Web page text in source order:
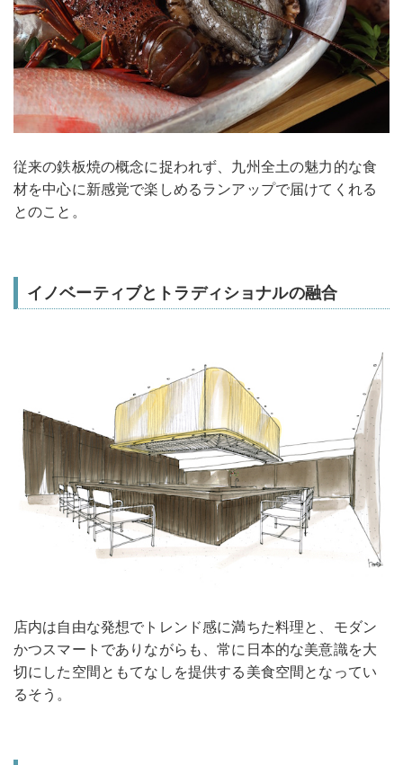
従来の鉄板焼の概念に捉われず、九州全土の魅力的な食
材を中心に新感覚で楽しめるランアップで届けてくれる
とのこと。
イノベーティブとトラディショナルの融合
店内は自由な発想でトレンド感に満ちた料理と、モダン
かつスマートでありながらも、常に日本的な美意識を大
切にした空間ともてなしを提供する美食空間となってい
るそう。